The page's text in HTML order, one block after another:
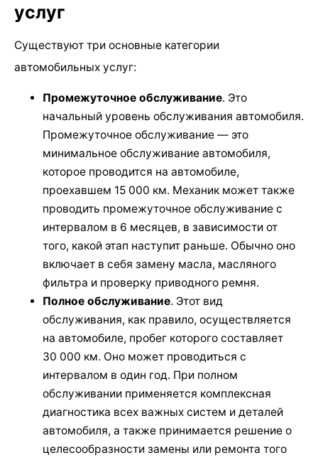
услуг
Существуют три основные категории
автомобильных услуг:
Промежуточное обслуживание. Это
начальный уровень обслуживания автомобиля.
Промежуточное обслуживание — это
минимальное обслуживание автомобиля,
которое проводится на автомобиле,
проехавшем 15 000 км. Механик может также
проводить промежуточное обслуживание с
интервалом в 6 месяцев, в зависимости от
того, какой этап наступит раньше. Обычно оно
включает в себя замену масла, масляного
фильтра и проверку приводного ремня.
Полное обслуживание. Этот вид
обслуживания, как правило, осуществляется
на автомобиле, пробег которого составляет
30 000 км. Оно может проводиться с
интервалом в один год. При полном
обслуживании применяется комплексная
диагностика всех важных систем и деталей
автомобиля, а также принимается решение о
целесообразности замены или ремонта того